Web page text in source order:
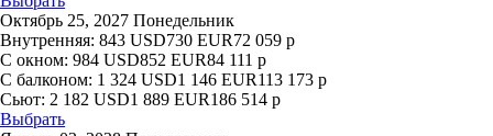
Октябрь 25, 2027 Понедельник
Внутренняя: 843 USD730 EUR72 059 р
С окном: 984 USD852 EUR84 111 р
С балконом: 1 324 USD1 146 EUR113 173 р
Сьют: 2 182 USD1 889 EUR186 514 р
Выбрать